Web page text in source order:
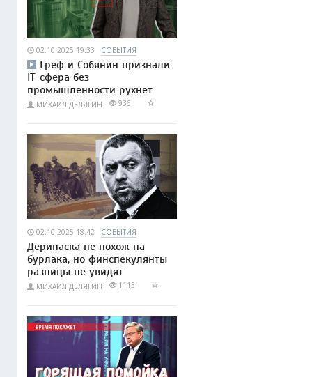
02.10.2025 19:33 СОБЫТИЯ
Греф и Собянин признали:
IT-сфера без
промышленности рухнет
МИХАИЛ ДЕЛЯГИН 936
02.10.2025 18:42 СОБЫТИЯ
Дерипаска не похож на
бурлака, но финспекулянты
разницы не увидят
МИХАИЛ ДЕЛЯГИН 1113